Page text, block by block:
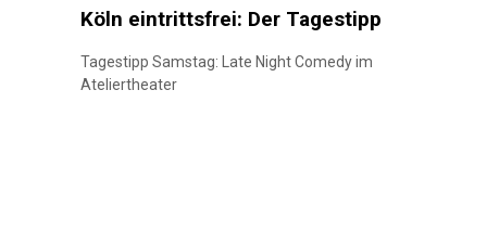
Köln eintrittsfrei: Der Tagestipp
Tagestipp Samstag: Late Night Comedy im
Ateliertheater